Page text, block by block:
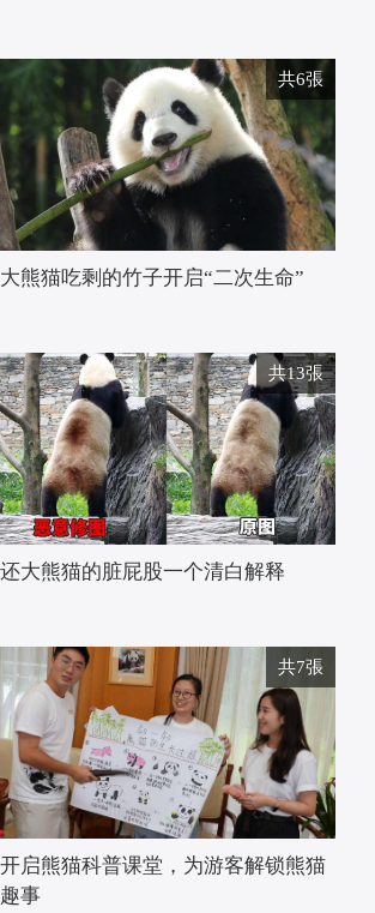
共6張
大熊猫吃剩的竹子开启“二次生命”
共13張
还大熊猫的脏屁股一个清白解释
共7張
开启熊猫科普课堂，为游客解锁熊猫
趣事